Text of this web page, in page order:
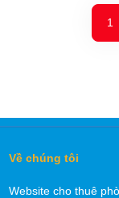
1
Về chúng tôi
Website cho thuê